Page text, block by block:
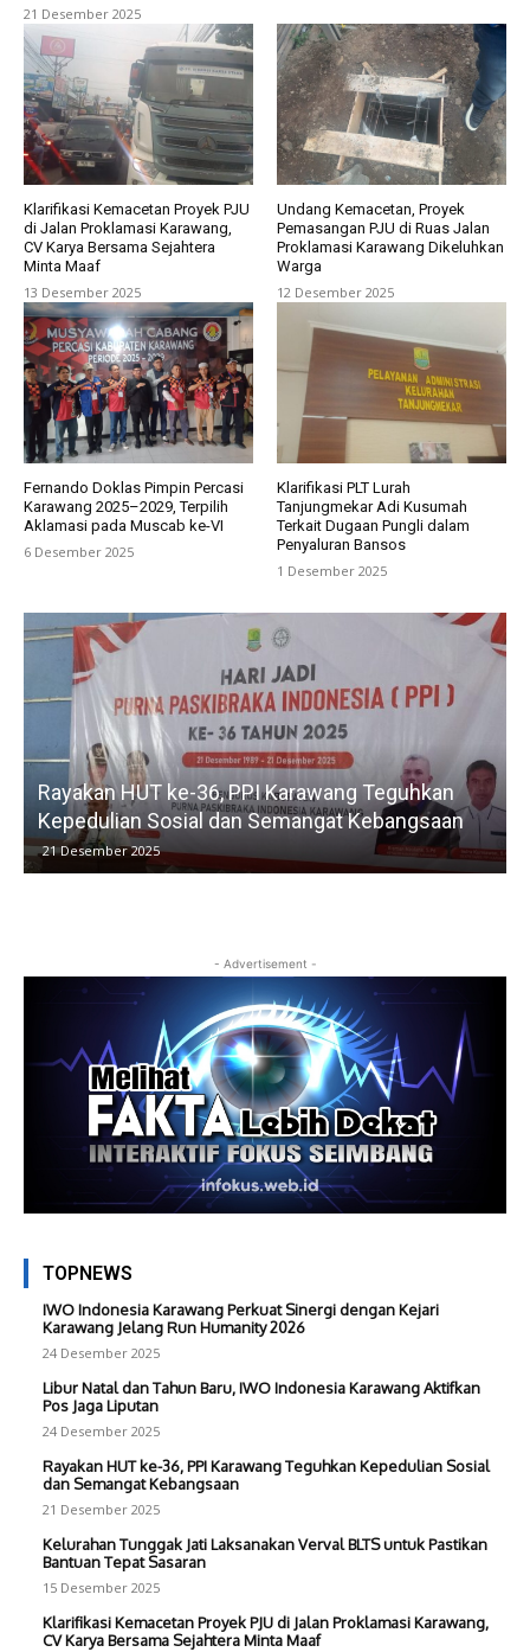
21 Desember 2025
Klarifikasi Kemacetan Proyek PJU
di Jalan Proklamasi Karawang,
CV Karya Bersama Sejahtera
Minta Maaf
13 Desember 2025
Undang Kemacetan, Proyek
Pemasangan PJU di Ruas Jalan
Proklamasi Karawang Dikeluhkan
Warga
12 Desember 2025
Fernando Doklas Pimpin Percasi
Karawang 2025–2029, Terpilih
Aklamasi pada Muscab ke-VI
6 Desember 2025
Klarifikasi PLT Lurah
Tanjungmekar Adi Kusumah
Terkait Dugaan Pungli dalam
Penyaluran Bansos
1 Desember 2025
Rayakan HUT ke-36, PPI Karawang Teguhkan
Kepedulian Sosial dan Semangat Kebangsaan
21 Desember 2025
- Advertisement -
TOPNEWS
IWO Indonesia Karawang Perkuat Sinergi dengan Kejari
Karawang Jelang Run Humanity 2026
24 Desember 2025
Libur Natal dan Tahun Baru, IWO Indonesia Karawang Aktifkan
Pos Jaga Liputan
24 Desember 2025
Rayakan HUT ke-36, PPI Karawang Teguhkan Kepedulian Sosial
dan Semangat Kebangsaan
21 Desember 2025
Kelurahan Tunggak Jati Laksanakan Verval BLTS untuk Pastikan
Bantuan Tepat Sasaran
15 Desember 2025
Klarifikasi Kemacetan Proyek PJU di Jalan Proklamasi Karawang,
CV Karya Bersama Sejahtera Minta Maaf